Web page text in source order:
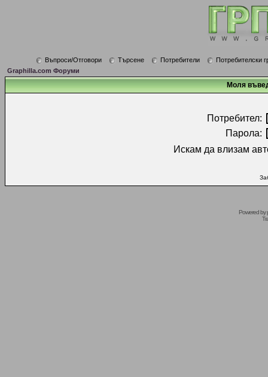
Въпроси/Отговори Търсене Потребители
Потребителски
Graphilla.com Форуми
Моля
Потребител:
Парола:
Искам да влизам
Powered by